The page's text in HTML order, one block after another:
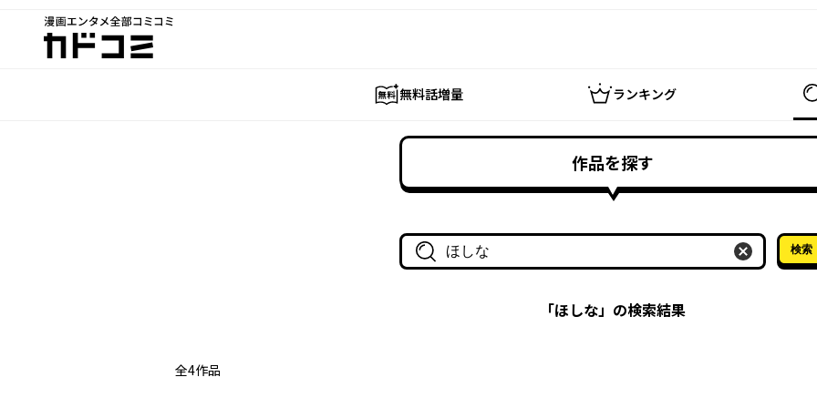
漫画エンタメ全部コミコミ
カドコミ
無料話増量 ランキング
作品を探す
作品名・作家名で探す
検索
「ほしな」の検索結果
全4作品